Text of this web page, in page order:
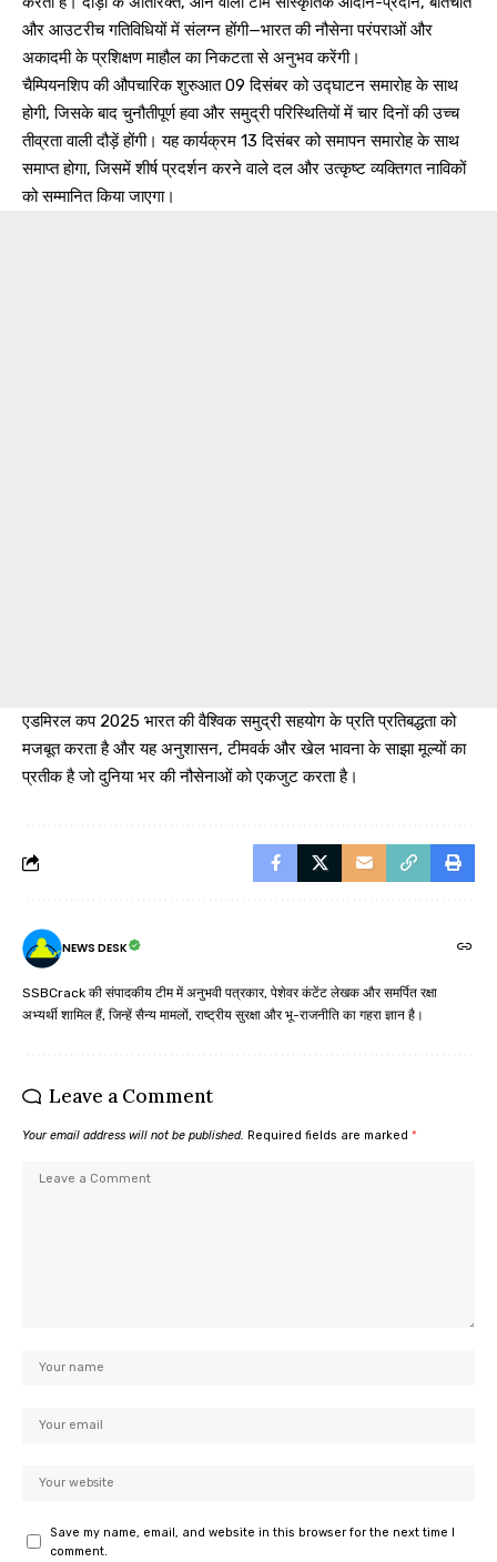
और आउटरीच गतिविधियों में संलग्न होंगी—भारत की नौसेना परंपराओं और
अकादमी के प्रशिक्षण माहौल का निकटता से अनुभव करेंगी।
चैम्पियनशिप की औपचारिक शुरुआत 09 दिसंबर को उद्घाटन समारोह के साथ
होगी, जिसके बाद चुनौतीपूर्ण हवा और समुद्री परिस्थितियों में चार दिनों की उच्च
तीव्रता वाली दौड़ें होंगी। यह कार्यक्रम 13 दिसंबर को समापन समारोह के साथ
समाप्त होगा, जिसमें शीर्ष प्रदर्शन करने वाले दल और उत्कृष्ट व्यक्तिगत नाविकों
को सम्मानित किया जाएगा।
एडमिरल कप 2025 भारत की वैश्विक समुद्री सहयोग के प्रति प्रतिबद्धता को
मजबूत करता है और यह अनुशासन, टीमवर्क और खेल भावना के साझा मूल्यों का
प्रतीक है जो दुनिया भर की नौसेनाओं को एकजुट करता है।
NEWS DESK
SSBCrack की संपादकीय टीम में अनुभवी पत्रकार, पेशेवर कंटेंट लेखक और समर्पित रक्षा
अभ्यर्थी शामिल हैं, जिन्हें सैन्य मामलों, राष्ट्रीय सुरक्षा और भू-राजनीति का गहरा ज्ञान है।
Leave a Comment
Your email address will not be published. Required fields are marked *
Save my name, email, and website in this browser for the next time I
comment.